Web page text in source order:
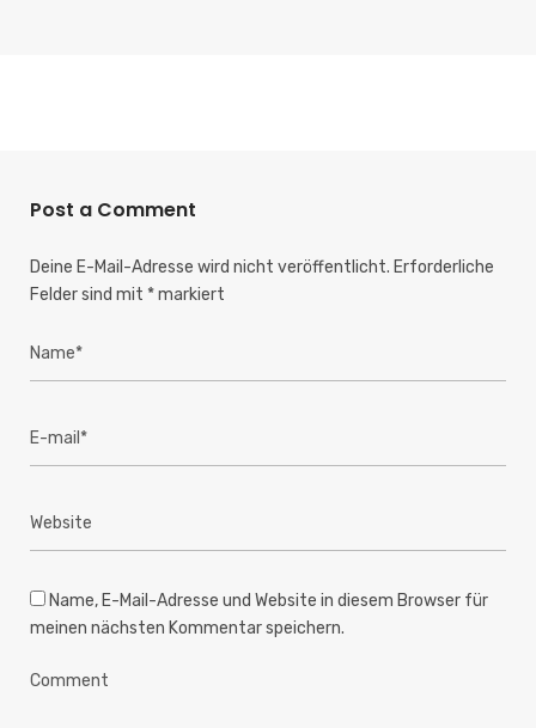
Post a Comment
Deine E-Mail-Adresse wird nicht veröffentlicht. Erforderliche
Felder sind mit *markiert
Name, E-Mail-Adresse und Website in diesem Browser für
meinen nächsten Kommentar speichern.